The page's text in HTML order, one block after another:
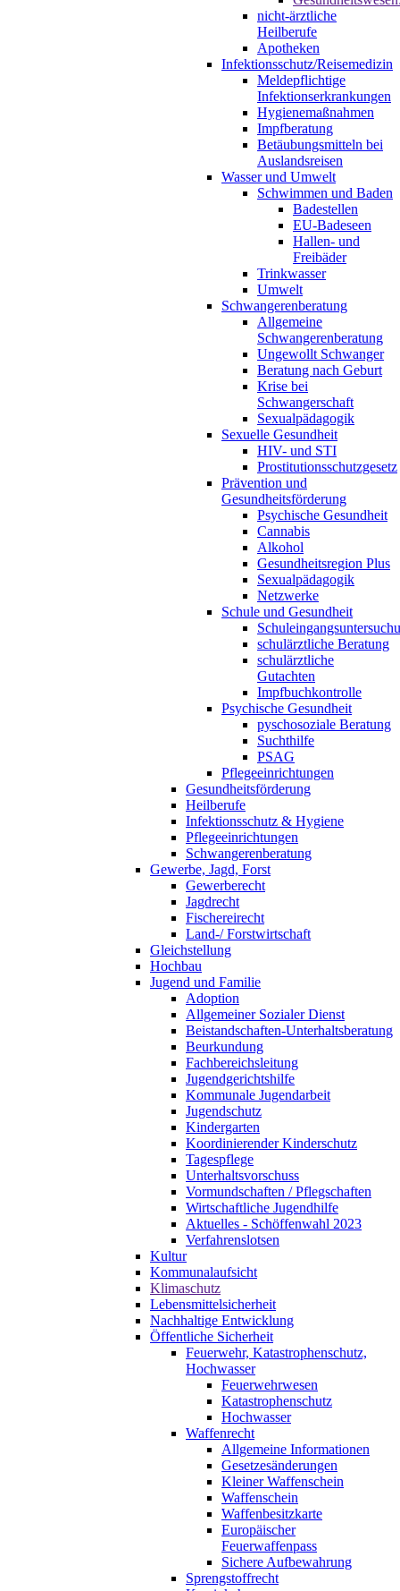
nicht-ärztliche
Heilberufe
Apotheken
Infektionsschutz/Reisemedizin
Meldepflichtige
Infektionserkrankungen
Hygienemaßnahmen
Impfberatung
Betäubungsmitteln bei
Auslandsreisen
Wasser und Umwelt
Schwimmen und Baden
Badestellen
EU-Badeseen
Hallen- und
Freibäder
Trinkwasser
Umwelt
Schwangerenberatung
Allgemeine
Schwangerenberatung
Ungewollt Schwanger
Beratung nach Geburt
Krise bei
Schwangerschaft
Sexualpädagogik
Sexuelle Gesundheit
HIV- und STI
Prostitutionsschutzgesetz
Prävention und
Gesundheitsförderung
Psychische Gesundheit
Cannabis
Alkohol
Gesundheitsregion Plus
Sexualpädagogik
Netzwerke
Schule und Gesundheit
schulärztliche Beratung
schulärztliche
Gutachten
Impfbuchkontrolle
Psychische Gesundheit
pyschosoziale Beratung
Suchthilfe
PSAG
Pflegeeinrichtungen
Gesundheitsförderung
Heilberufe
Infektionsschutz & Hygiene
Pflegeeinrichtungen
Schwangerenberatung
Gewerbe, Jagd, Forst
Gewerberecht
Jagdrecht
Fischereirecht
Land-/ Forstwirtschaft
Gleichstellung
Hochbau
Jugend und Familie
Adoption
Allgemeiner Sozialer Dienst
Beistandschaften-Unterhaltsberatung
Beurkundung
Fachbereichsleitung
Jugendgerichtshilfe
Kommunale Jugendarbeit
Jugendschutz
Kindergarten
Koordinierender Kinderschutz
Tagespflege
Unterhaltsvorschuss
Vormundschaften / Pflegschaften
Wirtschaftliche Jugendhilfe
Aktuelles - Schöffenwahl 2023
Verfahrenslotsen
Kultur
Kommunalaufsicht
Klimaschutz
Lebensmittelsicherheit
Nachhaltige Entwicklung
Öffentliche Sicherheit
Feuerwehr, Katastrophenschutz,
Hochwasser
Feuerwehrwesen
Katastrophenschutz
Hochwasser
Waffenrecht
Allgemeine Informationen
Gesetzesänderungen
Kleiner Waffenschein
Waffenschein
Waffenbesitzkarte
Europäischer
Feuerwaffenpass
Sichere Aufbewahrung
Sprengstoffrecht